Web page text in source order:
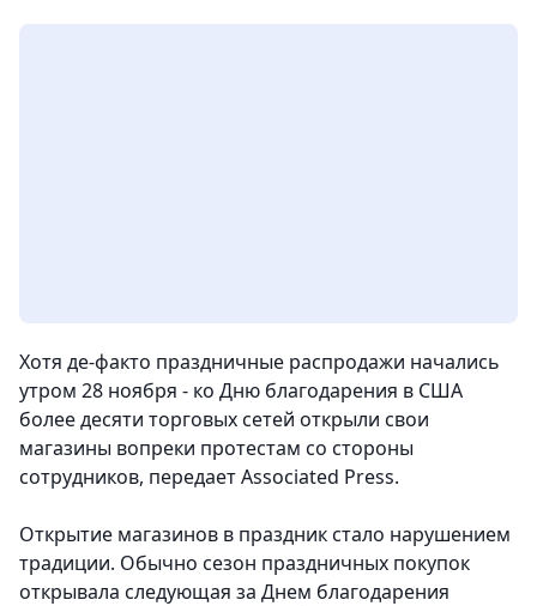
Хотя де-факто праздничные распродажи начались
утром 28 ноября - ко Дню благодарения в США
более десяти торговых сетей открыли свои
магазины вопреки протестам со стороны
сотрудников, передает Associated Press.
Открытие магазинов в праздник стало нарушением
традиции. Обычно сезон праздничных покупок
открывала следующая за Днем благодарения